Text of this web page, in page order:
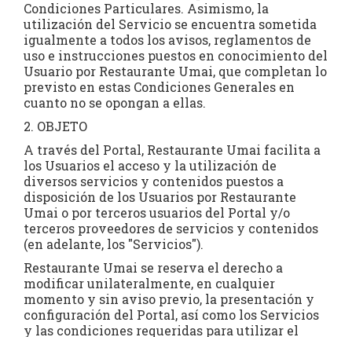
Condiciones Particulares. Asimismo, la
utilización del Servicio se encuentra sometida
igualmente a todos los avisos, reglamentos de
uso e instrucciones puestos en conocimiento del
Usuario por Restaurante Umai, que completan lo
previsto en estas Condiciones Generales en
cuanto no se opongan a ellas.
2. OBJETO
A través del Portal, Restaurante Umai facilita a
los Usuarios el acceso y la utilización de
diversos servicios y contenidos puestos a
disposición de los Usuarios por Restaurante
Umai o por terceros usuarios del Portal y/o
terceros proveedores de servicios y contenidos
(en adelante, los "Servicios").
Restaurante Umai se reserva el derecho a
modificar unilateralmente, en cualquier
momento y sin aviso previo, la presentación y
configuración del Portal, así como los Servicios
y las condiciones requeridas para utilizar el